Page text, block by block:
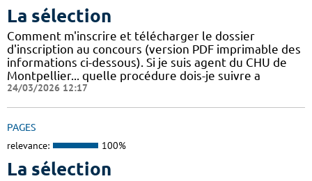
La sélection
Comment m'inscrire et télécharger le dossier
d'inscription au concours (version PDF imprimable des
informations ci-dessous). Si je suis agent du CHU de
Montpellier... quelle procédure dois-je suivre a
24/03/2026 12:17
PAGES
relevance: 100%
La sélection